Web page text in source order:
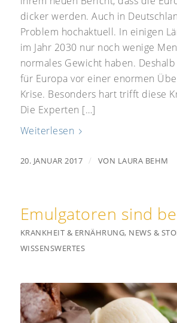
dicker werden. Auch in
Problem hochaktuell. In einigen
im Jahr 2030 nur noch wenige
normales Gewicht haben.
für Europa vor einer enormen
Krise. Besonders hart trifft diese
Die Experten […]
Weiterlesen
20. JANUAR 2017 / VON LAURA BEHM
Emulgatoren sind
KRANKHEIT & ERNÄHRUNG, NEWS &
WISSENSWERTES